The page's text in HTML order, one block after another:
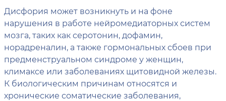
Дисфория может возникнуть и на фоне
нарушения в работе нейромедиаторных систем
мозга, таких как серотонин, дофамин,
норадреналин, а также гормональных сбоев при
предменструальном синдроме у женщин,
климаксе или заболеваниях щитовидной железы.
К биологическим причинам относятся и
хронические соматические заболевания,